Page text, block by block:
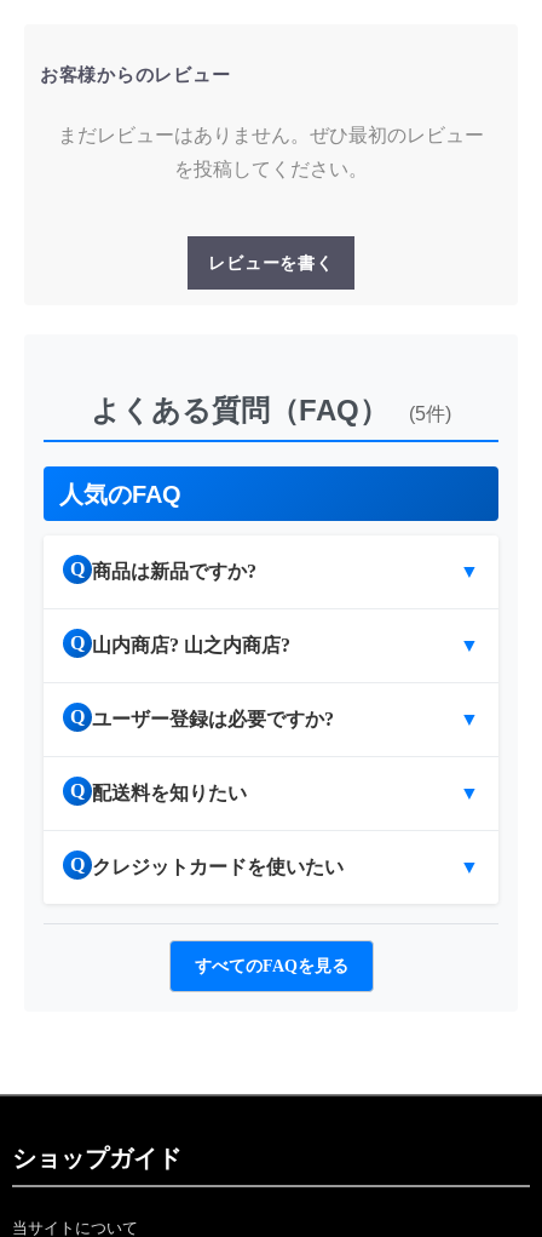
お客様からのレビュー
まだレビューはありません。ぜひ最初のレビュー
を投稿してください。
レビューを書く
よくある質問（FAQ） (5件)
人気のFAQ
Q 商品は新品ですか? ▼
Q 山内商店? 山之内商店? ▼
Q ユーザー登録は必要ですか? ▼
Q 配送料を知りたい ▼
Q クレジットカードを使いたい ▼
すべてのFAQを見る
ショップガイド
当サイトについて